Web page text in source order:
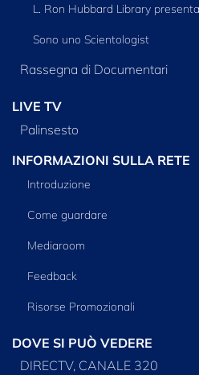
L. Ron Hubbard Library presenta
Sono uno Scientologist
Rassegna di Documentari
LIVE TV
Palinsesto
INFORMAZIONI SULLA RETE
Introduzione
Come guardare
Mediaroom
Feedback
Risorse Promozionali
DOVE SI PUÒ VEDERE
DIRECTV, CANALE 320